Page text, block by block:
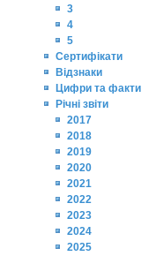
3
4
5
Сертифікати
Відзнаки
Цифри та факти
Річні звіти
2017
2018
2019
2020
2021
2022
2023
2024
2025